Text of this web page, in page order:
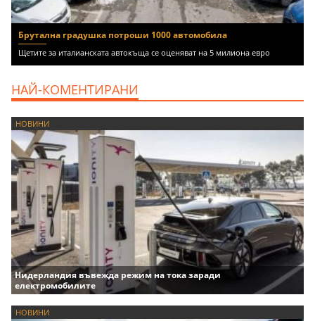
Брутална градушка потроши 1000 автомобила
Щетите за италианската автокъща се оценяват на 5 милиона евро
НАЙ-КОМЕНТИРАНИ
НОВИНИ
Нидерландия въвежда режим на тока заради
електромобилите
НОВИНИ